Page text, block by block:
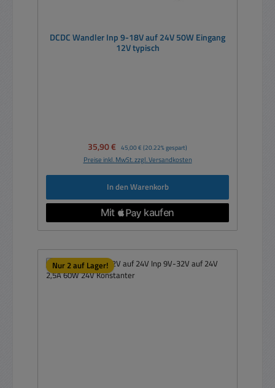
DCDC Wandler Inp 9-18V auf 24V 50W Eingang
12V typisch
Verkaufspreis:
35,90 € Regulärer Preis:
45,00 € (20.22% gespart)
Preise inkl. MwSt. zzgl. Versandkosten
In den Warenkorb
Nur 2 auf Lager!